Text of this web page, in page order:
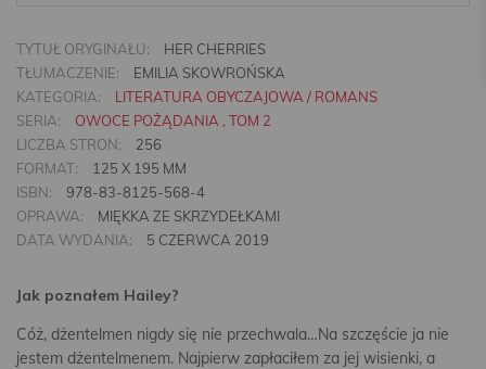
TYTUŁ ORYGINAŁU:
HER CHERRIES
TŁUMACZENIE:
EMILIA SKOWROŃSKA
KATEGORIA:
LITERATURA OBYCZAJOWA / ROMANS
SERIA:
OWOCE POŻĄDANIA , TOM 2
LICZBA STRON:
256
FORMAT:
125 X 195 MM
ISBN:
978-83-8125-568-4
OPRAWA:
MIĘKKA ZE SKRZYDEŁKAMI
DATA WYDANIA:
5 CZERWCA 2019
Jak poznałem Hailey?
Cóż, dżentelmen nigdy się nie przechwala…Na szczęście ja nie
jestem dżentelmenem. Najpierw zapłaciłem za jej wisienki, a